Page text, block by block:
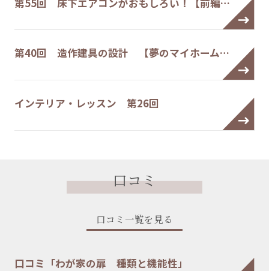
第40回 造作建具の設計 【夢のマイホーム…
インテリア・レッスン 第26回
口コミ
口コミ一覧を見る
口コミ「わが家の扉 種類と機能性」